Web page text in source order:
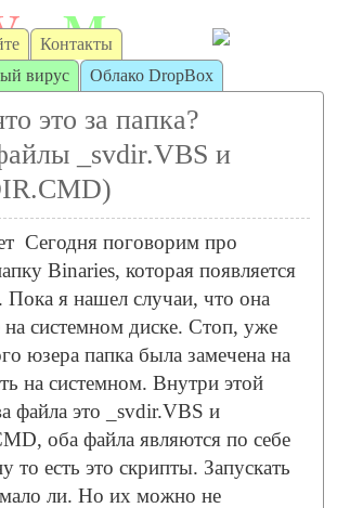
irtMachine
Контакты
вирус
Облако DropBox
это за папка?
_svdir.VBS и
Сегодня поговорим про
Binaries, которая появляется
Пока я нашел случаи, что она
на системном диске. Стоп, уже
юзера папка была замечена на
на системном. Внутри этой
файла это _svdir.VBS и
оба файла являются по себе
то есть это скрипты. Запускать
ли. Но их можно не